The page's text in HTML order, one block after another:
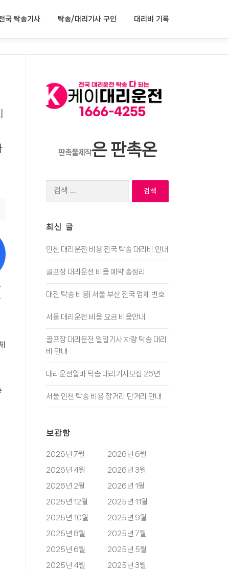
국 탁송기사 탁송/대리기사 구인 대리비 기록
판촉물제작은 판촉온
최신 글
인천 대리운전 비용 전국 탁송 대리비 안내
골프장 대리운전 비용 예약 총정리
대전 탁송 비용| 서울 부산 전국 업체 번호
서울 대리운전 비용 요금 비용안내
골프장 대리운전 일일기사 차량 탁송 대리
비 안내
대리운전알바 탁송 대리기사모집 26년
서울 인천 탁송 비용 장거리 단거리 안내
보관함
2026년 7월
2026년 6월
2026년 4월
2026년 3월
2026년 2월
2026년 1월
2025년 12월
2025년 11월
2025년 10월
2025년 9월
2025년 8월
2025년 7월
2025년 6월
2025년 5월
2025년 4월
2025년 3월